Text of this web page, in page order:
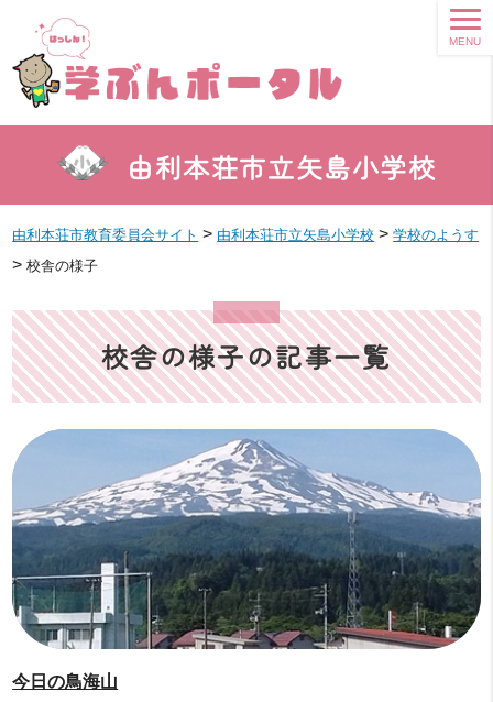
由利本荘市立矢島小学校
MENU
由利本荘市教育委員会サイト > 由利本荘市立矢島小学校 >学校のようす
>校舎の様子
校舎の様子の記事一覧
今日の鳥海山